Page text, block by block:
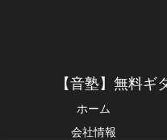
【音塾】無料ギ
ホーム
会社情報